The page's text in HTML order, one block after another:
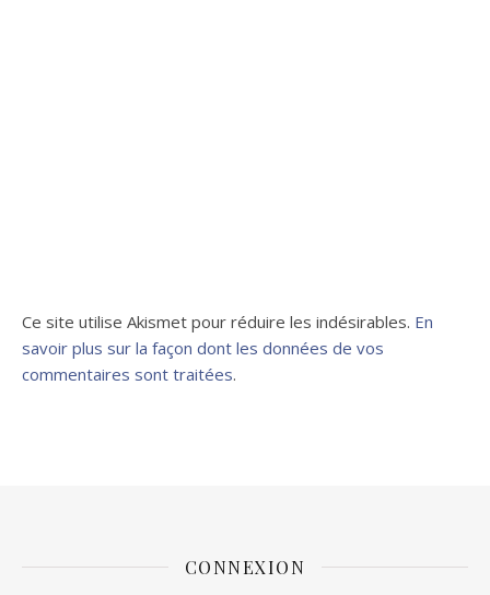
Ce site utilise Akismet pour réduire les indésirables. En
savoir plus sur la façon dont les données de vos
commentaires sont traitées.
CONNEXION